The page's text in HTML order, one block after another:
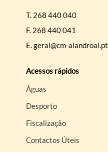
Filtros
T. 268 440 040
F. 268 440 041
E.geral@cm-alandroal.pt
Acessos rápidos
Águas
Desporto
Fiscalização
Contactos Úteis